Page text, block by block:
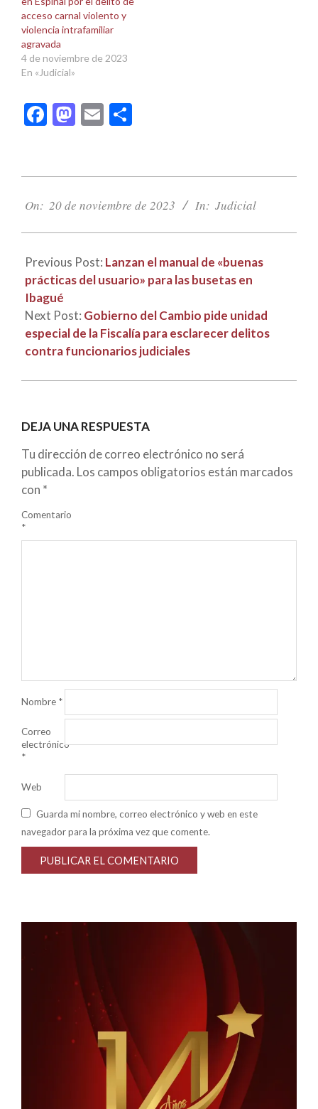
acceso carnal violento y
violencia intrafamiliar
agravada
4 de noviembre de 2023
En «Judicial»
Facebook
Mastodon
Email
11-
On: 20 de noviembre de 2023 In: Judicial
Previous Post: Lanzan el manual de «buenas
prácticas del usuario» para las busetas en
Ibagué
Next Post: Gobierno del Cambio pide unidad
especial de la Fiscalía para esclarecer delitos
contra funcionarios judiciales
DEJA UNA RESPUESTA
Tu dirección de correo electrónico no será
publicada. Los campos obligatorios están marcados
con *
Comentario
*
Nombre *
Correo
electrónico
*
Web
Guarda mi nombre, correo electrónico y web en este
navegador para la próxima vez que comente.